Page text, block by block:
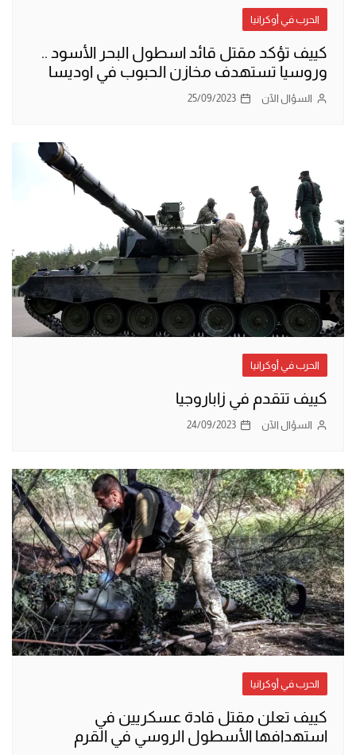
الحرب في أوكرانيا
كييف تؤكد مقتل قائد اسطول البحر الأسود ..
وروسيا تستهدف مخازن الحبوب في اوديسا
السؤال الآن 25/09/2023
الحرب في أوكرانيا
كييف تتقدم في زاباروجيا
السؤال الآن 24/09/2023
الحرب في أوكرانيا
كييف تعلن مقتل قادة عسكريين في
استهدافها الأسطول الروسي في القرم